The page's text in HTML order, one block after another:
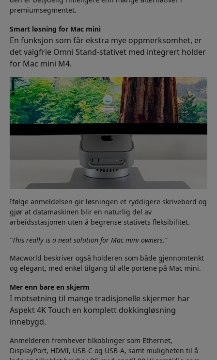
premiumsegmentet.
Smart løsning for Mac mini
En funksjon som får ekstra mye oppmerksomhet, er
det valgfrie Omni Stand-stativet med integrert holder
for Mac mini M4.
Ifølge anmeldelsen gir løsningen et ryddigere skrivebord og
gjør at datamaskinen blir en naturlig del av
arbeidsstasjonen uten å begrense stativets fleksibilitet.
“This really is a neat solution for Mac mini owners.”
Macworld beskriver også holderen som både gjennomtenkt
og elegant, med enkel tilgang til alle portene på Mac mini.
Mer enn bare en skjerm
I motsetning til mange tradisjonelle skjermer har
Aspekt 4K Touch en komplett dokkingløsning
innebygd.
Anmelderen fremhever tilkoblinger som Ethernet,
DisplayPort, HDMI, USB-C og USB-A, samt muligheten til å